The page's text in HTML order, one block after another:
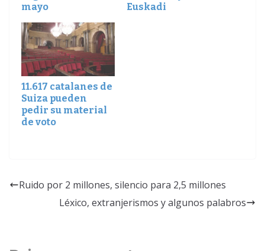
mayo
Euskadi
11.617 catalanes de
Suiza pueden
pedir su material
de voto
Ruido por 2 millones, silencio para 2,5 millones
Léxico, extranjerismos y algunos palabros